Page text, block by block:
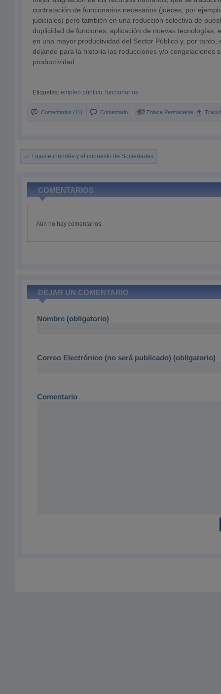
contratación de funcionarios necesarios (jueces, por
judiciales) pero también en una reducción selectiva de
duplicidad de funciones, aplicación de nuevas tecnologías,
en una mayor productividad del Sector Público y, por tanto,
dejando para la historia las reducciones y/o congelaciones
productividad.
Etiquetas: empleo público, funcionarios
Comentarios (11) Comentario Enlace Permanente
El ajuste irlandés y el impuesto de Sociedades
COMENTARIOS
Aún no hay comentarios.
DEJAR UN COMENTARIO
Nombre (obligatorio)
Correo Electrónico (no será publicado) (obligatorio)
Comentario